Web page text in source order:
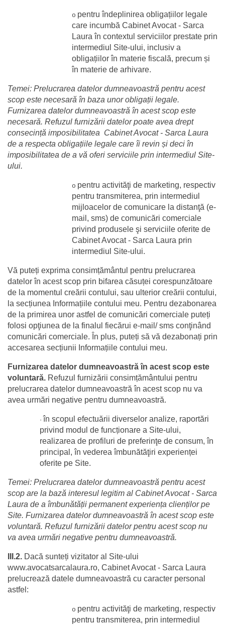
o pentru îndeplinirea obligațiilor legale
care incumbă Cabinet Avocat - Sarca
Laura în contextul serviciilor prestate prin
intermediul Site-ului, inclusiv a
obligațiilor în materie fiscală, precum și
în materie de arhivare.
Temei: Prelucrarea datelor dumneavoastră pentru acest
scop este necesară în baza unor obligații legale.
Furnizarea datelor dumneavoastră în acest scop este
necesară. Refuzul furnizării datelor poate avea drept
consecință imposibilitatea  Cabinet Avocat - Sarca Laura
de a respecta obligațiile legale care îi revin și deci în
imposibilitatea de a vă oferi serviciile prin intermediul Site-
ului.
o pentru activităţi de marketing, respectiv
pentru transmiterea, prin intermediul
mijloacelor de comunicare la distanţă (e-
mail, sms) de comunicări comerciale
privind produsele şi serviciile oferite de
Cabinet Avocat - Sarca Laura prin
intermediul Site-ului.
Vă puteți exprima consimțământul pentru prelucrarea
datelor în acest scop prin bifarea căsuței corespunzătoare
de la momentul creării contului, sau ulterior creării contului,
la secțiunea Informațiile contului meu. Pentru dezabonarea
de la primirea unor astfel de comunicări comerciale puteți
folosi opţiunea de la finalul fiecărui e-mail/ sms conţinând
comunicări comerciale. În plus, puteți să vă dezabonați prin
accesarea secțiunii Informațiile contului meu.
Furnizarea datelor dumneavoastră în acest scop este
voluntară. Refuzul furnizării consimțământului pentru
prelucrarea datelor dumneavoastră în acest scop nu va
avea urmări negative pentru dumneavoastră.
· în scopul efectuării diverselor analize, raportări
privind modul de funcționare a Site-ului,
realizarea de profiluri de preferinţe de consum, în
principal, în vederea îmbunătăţiri experienței
oferite pe Site.
Temei: Prelucrarea datelor dumneavoastră pentru acest
scop are la bază interesul legitim al Cabinet Avocat - Sarca
Laura de a îmbunătății permanent experiența clienților pe
Site. Furnizarea datelor dumneavoastră în acest scop este
voluntară. Refuzul furnizării datelor pentru acest scop nu
va avea urmări negative pentru dumneavoastră.
III.2. Dacă sunteți vizitator al Site-ului
www.avocatsarcalaura.ro, Cabinet Avocat - Sarca Laura
prelucrează datele dumneavoastră cu caracter personal
astfel:
o pentru activităţi de marketing, respectiv
pentru transmiterea, prin intermediul